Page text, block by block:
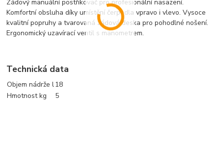
Zádový manuální postřikovač pro profesionální nasazení.
Komfortní obsluha díky umístění čerpadla vpravo i vlevo. Vysoce
kvalitní popruhy a tvarovaná zádová deska pro pohodlné nošení.
Ergonomický uzavírací ventil s manometrem.
Technická data
Objem nádrže l18
Hmotnost kg
5